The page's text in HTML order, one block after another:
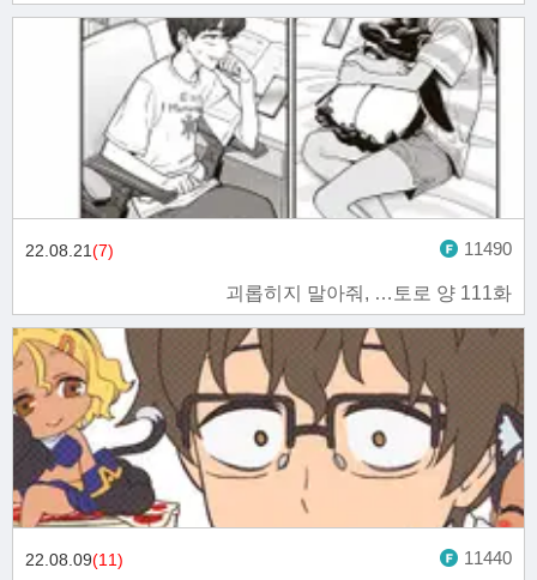
괴롭히지 말아줘, …토로 양 111화
22.08.21(7) 11490
22.08.09(11) 11440